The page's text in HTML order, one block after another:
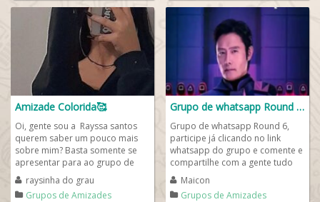
Amizade Colorida🥰
Oi, gente sou a Rayssa santos
querem saber um pouco mais
sobre mim? Basta somente se
apresentar para ao grupo de
whats e entrar no meu grupo 🥰.
Então,...
raysinha do grau
Grupos de Amizades
Grupo de whatsapp Round 6⭕
Grupo de whatsapp Round 6,
participe já clicando no link
whatsapp do grupo e comente e
compartilhe com a gente tudo
sobre a série Coreana Round 6
na Netflix e...
Maicon
Grupos de Amizades